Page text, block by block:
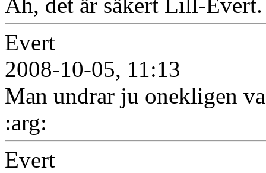
Evert
2008-10-05, 11:13
Man undrar ju onekligen
:arg:
Evert